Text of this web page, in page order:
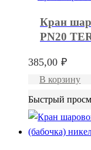
Кран
PN20
385,00 ₽
В корзину
Быстрый